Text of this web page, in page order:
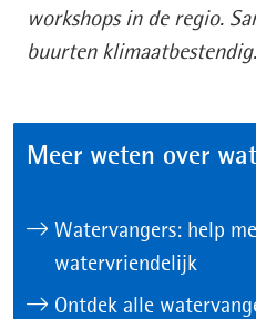
workshops in de regio.
buurten klimaatbestendig.
Meer weten over
Watervangers: help
watervriendelijk
Ontdek alle